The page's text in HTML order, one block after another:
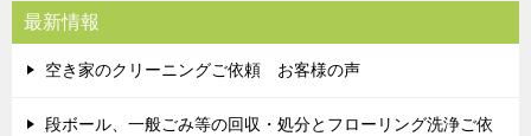
最新情報
空き家のクリーニングご依頼 お客様の声
段ボール、一般ごみ等の回収・処分とフローリング洗浄ご依